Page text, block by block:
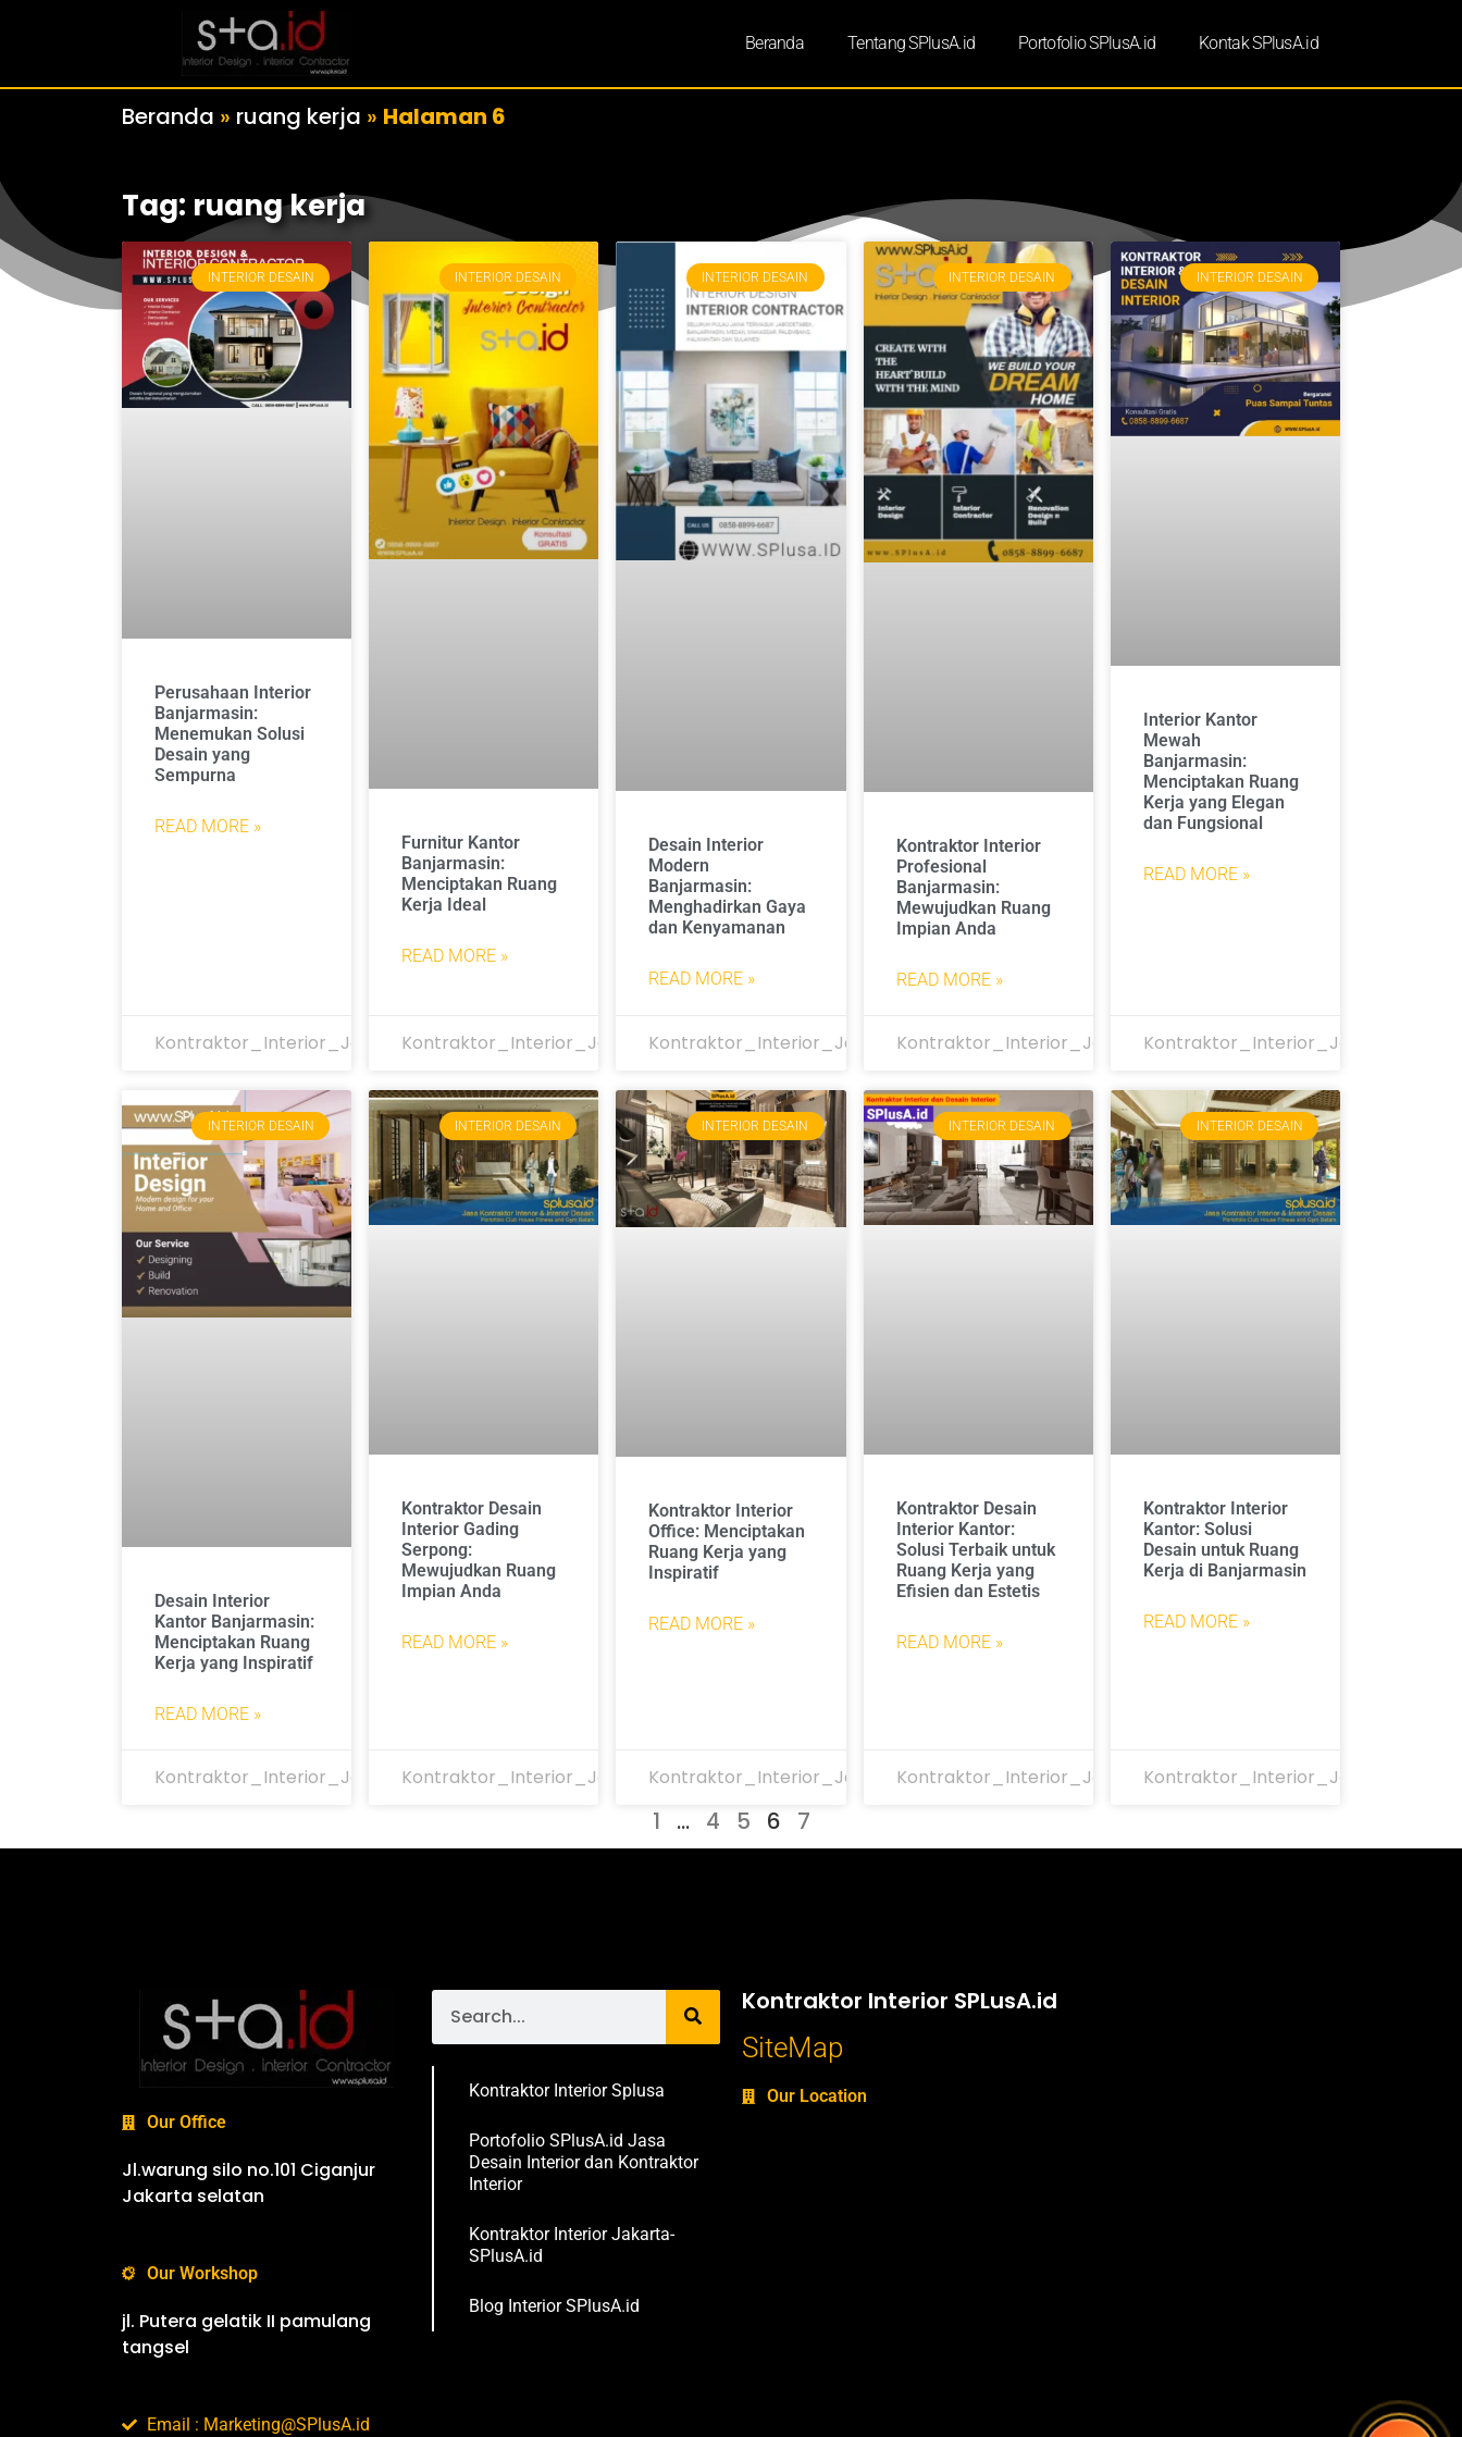
Beranda Tentang SPlusA.id Portofolio SPlusA.id Kontak SPlusA.id
Beranda » ruang kerja » Halaman 6
Tag: ruang kerja
INTERIOR DESAIN
Perusahaan Interior
Banjarmasin:
Menemukan Solusi
Desain yang
Sempurna
READ MORE »
Kontraktor_Interior_Jakarta
INTERIOR DESAIN
Furnitur Kantor
Banjarmasin:
Menciptakan Ruang
Kerja Ideal
READ MORE »
Kontraktor_Interior_Jakarta
INTERIOR DESAIN
Desain Interior
Modern
Banjarmasin:
Menghadirkan Gaya
dan Kenyamanan
READ MORE »
Kontraktor_Interior_Jakarta
INTERIOR DESAIN
Kontraktor Interior
Profesional
Banjarmasin:
Mewujudkan Ruang
Impian Anda
READ MORE »
Kontraktor_Interior_Jakarta
INTERIOR DESAIN
Interior Kantor
Mewah
Banjarmasin:
Menciptakan Ruang
Kerja yang Elegan
dan Fungsional
READ MORE »
Kontraktor_Interior_Jakarta
INTERIOR DESAIN
Desain Interior
Kantor Banjarmasin:
Menciptakan Ruang
Kerja yang Inspiratif
READ MORE »
Kontraktor_Interior_Jakarta
INTERIOR DESAIN
Kontraktor Desain
Interior Gading
Serpong:
Mewujudkan Ruang
Impian Anda
READ MORE »
Kontraktor_Interior_Jakarta
INTERIOR DESAIN
Kontraktor Interior
Office: Menciptakan
Ruang Kerja yang
Inspiratif
READ MORE »
Kontraktor_Interior_Jakarta
INTERIOR DESAIN
Kontraktor Desain
Interior Kantor:
Solusi Terbaik untuk
Ruang Kerja yang
Efisien dan Estetis
READ MORE »
Kontraktor_Interior_Jakarta
INTERIOR DESAIN
Kontraktor Interior
Kantor: Solusi
Desain untuk Ruang
Kerja di Banjarmasin
READ MORE »
Kontraktor_Interior_Jakarta
1 … 4 5 6 7
Our Office
Jl.warung silo no.101 Ciganjur
Jakarta selatan
Our Workshop
jl. Putera gelatik II pamulang
tangsel
Email : Marketing@SPlusA.id
Kontraktor Interior Splusa
Portofolio SPlusA.id Jasa
Desain Interior dan Kontraktor
Interior
Kontraktor Interior Jakarta-
SPlusA.id
Blog Interior SPlusA.id
Kontraktor Interior SPLusA.id
SiteMap
Our Location